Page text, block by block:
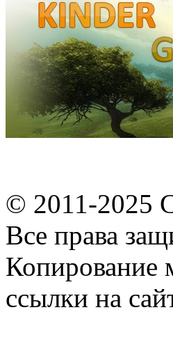
© 2011-2025
Все права
Копирование
ссылки на